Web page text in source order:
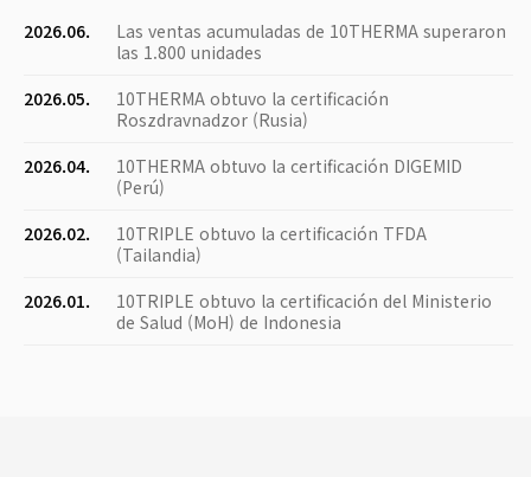
2026.06.
Las ventas acumuladas de 10THERMA superaron
las 1.800 unidades
2026.05.
10THERMA obtuvo la certificación
Roszdravnadzor (Rusia)
2026.04.
10THERMA obtuvo la certificación DIGEMID
(Perú)
2026.02.
10TRIPLE obtuvo la certificación TFDA
(Tailandia)
2026.01.
10TRIPLE obtuvo la certificación del Ministerio
de Salud (MoH) de Indonesia